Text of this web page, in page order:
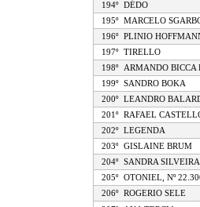
194º
DÉDO
195º
MARCELO
196º
PLINIO
197º
TIRELLO
198º
ARMANDO BICCA
199º
SANDRO BOKA
200º
LEANDRO
201º
RAFAEL
202º
LEGENDA
203º
GISLAINE BRUM
204º
SANDRA SILVEIRA
205º
OTONIEL, Nº
206º
ROGERIO SELE